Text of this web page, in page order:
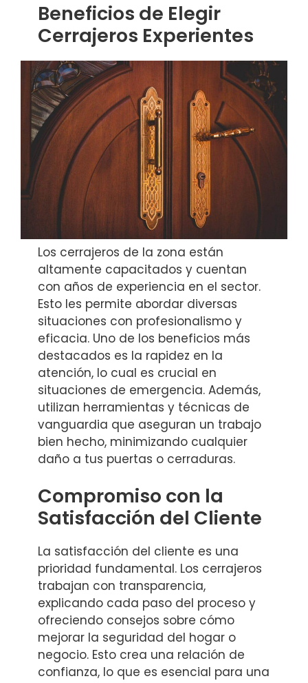
Beneficios de Elegir
Cerrajeros Experientes
Los cerrajeros de la zona están
altamente capacitados y cuentan
con años de experiencia en el sector.
Esto les permite abordar diversas
situaciones con profesionalismo y
eficacia. Uno de los beneficios más
destacados es la rapidez en la
atención, lo cual es crucial en
situaciones de emergencia. Además,
utilizan herramientas y técnicas de
vanguardia que aseguran un trabajo
bien hecho, minimizando cualquier
daño a tus puertas o cerraduras.
Compromiso con la
Satisfacción del Cliente
La satisfacción del cliente es una
prioridad fundamental. Los cerrajeros
trabajan con transparencia,
explicando cada paso del proceso y
ofreciendo consejos sobre cómo
mejorar la seguridad del hogar o
negocio. Esto crea una relación de
confianza, lo que es esencial para una